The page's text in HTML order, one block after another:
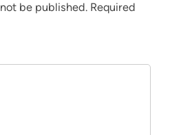
be published. Required